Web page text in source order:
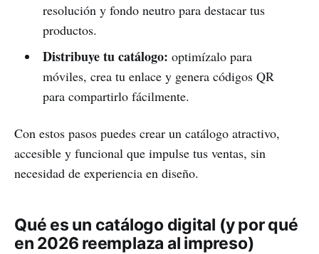
resolución y fondo neutro para destacar tus
productos.
Distribuye tu catálogo: optimízalo para
móviles, crea tu enlace y genera códigos QR
para compartirlo fácilmente.
Con estos pasos puedes crear un catálogo atractivo,
accesible y funcional que impulse tus ventas, sin
necesidad de experiencia en diseño.
Qué es un catálogo digital (y por qué
en 2026 reemplaza al impreso)